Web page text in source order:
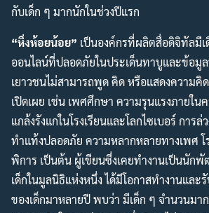
กับเด็ก ๆ มากนักในช่วงปีแรก
“หิ่งห้อยน้อย” เป็นองค์กรที่ผลิตสื่อดิจิทัลมี
ออนไลน์ที่ปลอดภัยในประเด็นทาบูและข้อมู
เยาวชนไม่สามารถพูด คิด หรือแสดงความคิ
เปิดเผย เช่น เพศศึกษา ความรุนแรงภายใน
แกล้งรังแกในโรงเรียนและโลกไซเบอร์ การ
ทำแท้งปลอดภัย ความหลากหลายทางเพศ
พิการ เป็นต้น ผู้เขียนซึ่งเคยทำงานเป็นนัก
เด็กในมูลนิธิแห่งหนึ่ง ได้มีโอกาสทำงานและ
ของเด็กมาหลายปี พบว่า มีเด็ก ๆ จำนวนม